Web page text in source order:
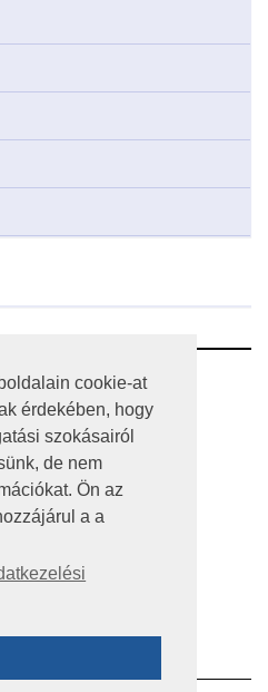
cookie-at
érdekében, hogy
szokásairól
de nem
Ön az
a a